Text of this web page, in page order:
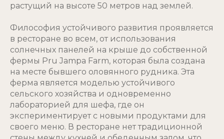
растущий на высоте 50 метров над землей.
Философия устойчивого развития проявляется
в ресторане во всем, от использования
солнечных панелей на крыше до собственной
фермы Pru Jampa Farm, которая была создана
на месте бывшего оловянного рудника. Эта
ферма является моделью устойчивого
сельского хозяйства и одновременно
лабораторией для шефа, где он
экспериментирует с новыми продуктами для
своего меню. В ресторане нет традиционной